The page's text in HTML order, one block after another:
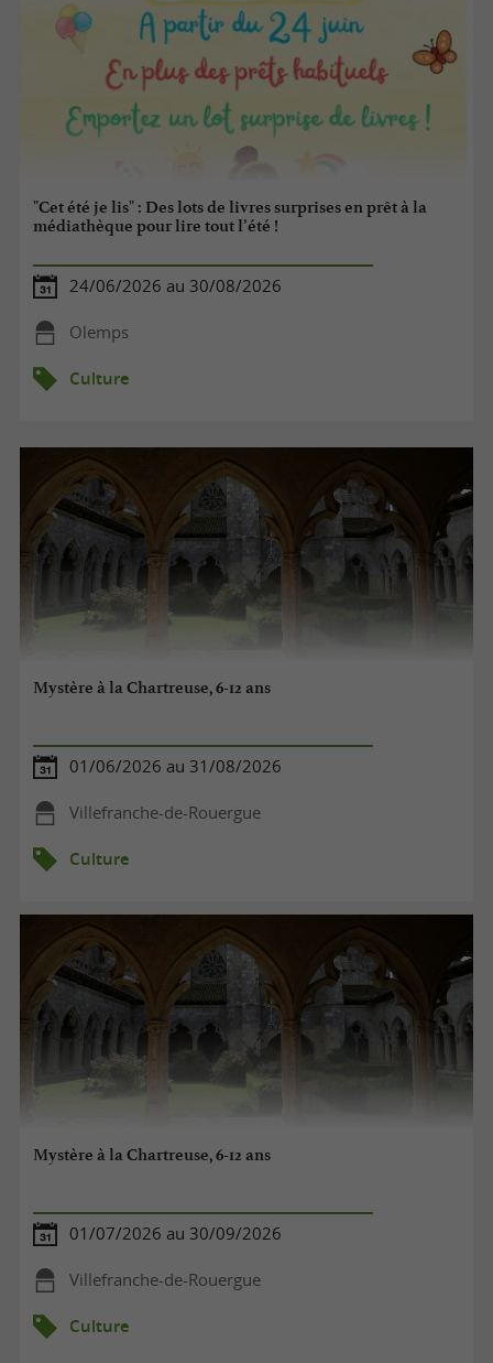
"Cet été je lis" : Des lots de livres surprises en prêt à la
médiathèque pour lire tout l’été !
24/06/2026 au 30/08/2026
Olemps
Culture
Mystère à la Chartreuse, 6-12 ans
01/06/2026 au 31/08/2026
Villefranche-de-Rouergue
Culture
Mystère à la Chartreuse, 6-12 ans
01/07/2026 au 30/09/2026
Villefranche-de-Rouergue
Culture